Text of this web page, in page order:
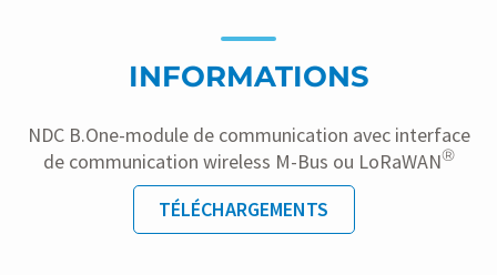
INFORMATIONS
NDC B.One-module de communication avec interface
de communication wireless M-Bus ou LoRaWAN®
TÉLÉCHARGEMENTS